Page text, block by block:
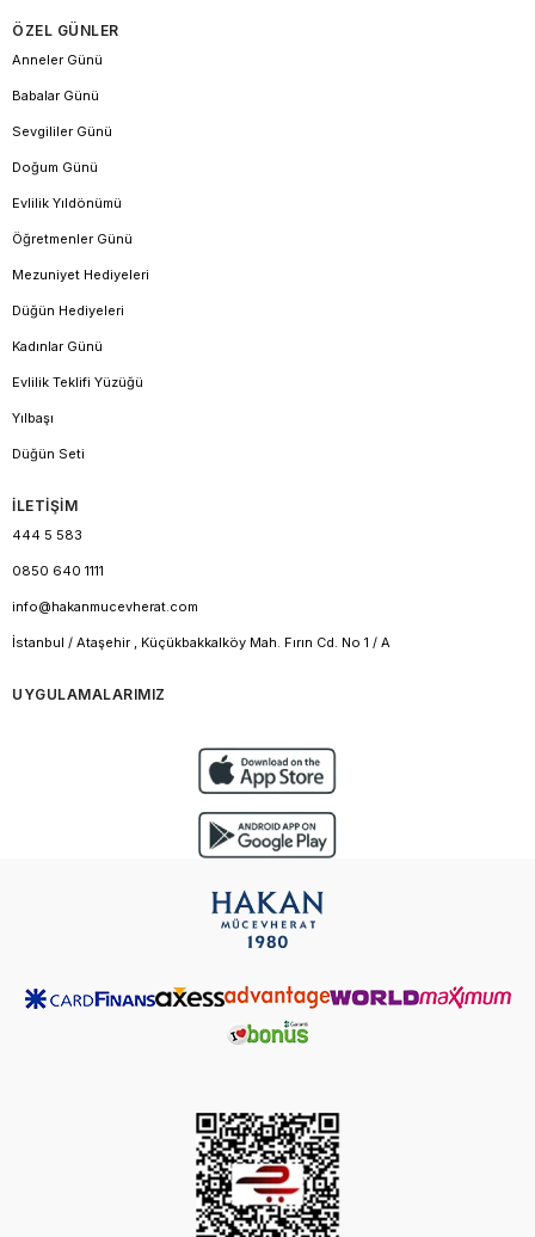
ÖZEL GÜNLER
Anneler Günü
Babalar Günü
Sevgililer Günü
Doğum Günü
Evlilik Yıldönümü
Öğretmenler Günü
Mezuniyet Hediyeleri
Düğün Hediyeleri
Kadınlar Günü
Evlilik Teklifi Yüzüğü
Yılbaşı
Düğün Seti
İLETİŞİM
444 5 583
0850 640 1111
info@hakanmucevherat.com
İstanbul / Ataşehir , Küçükbakkalköy Mah. Fırın Cd. No 1 / A
UYGULAMALARIMIZ